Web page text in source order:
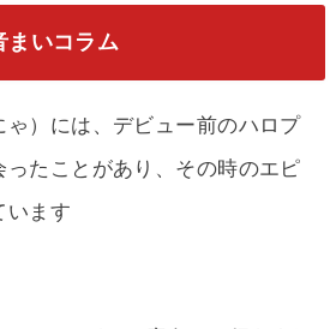
まいコラム
）には、デビュー前のハロプ
ったことがあり、その時のエピ
います